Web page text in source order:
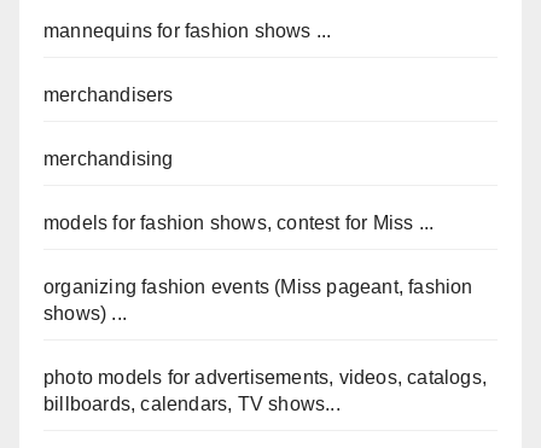
mannequins for fashion shows ...
merchandisers
merchandising
models for fashion shows, contest for Miss ...
organizing fashion events (Miss pageant, fashion
shows) ...
photo models for advertisements, videos, catalogs,
billboards, calendars, TV shows...